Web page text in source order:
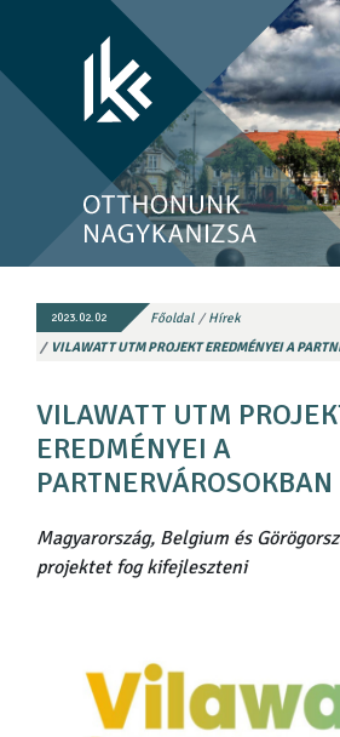
2023.02.02 Főoldal
Hírek
VILAWATT UTM PROJEKT EREDMÉNYEI A
VILAWATT UTM
EREDMÉNYEI A
PARTNERVÁROSOKBAN
Magyarország, Belgium és
projektet fog kifejleszteni